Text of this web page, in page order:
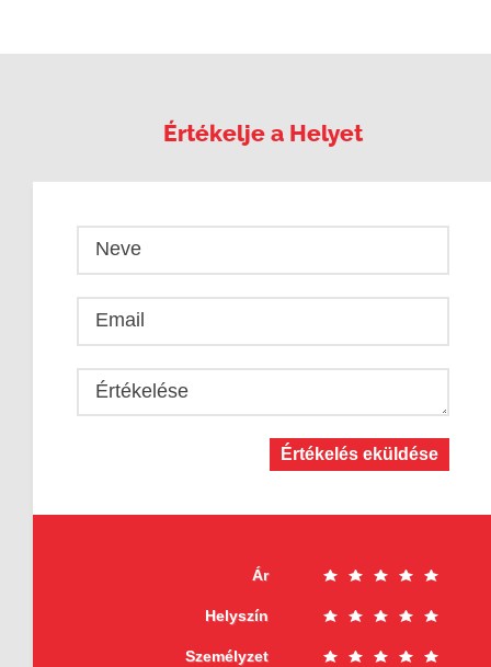
Értékelje a Helyet
Neve
Email
Értékelése
Értékelés eküldése
Ár
Helyszín
Személyzet